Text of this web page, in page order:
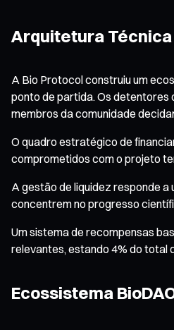
Arquitetura
A Bio Protocol construiu um
ponto de partida. Os detentores
membros da comunidade
O quadro estratégico de
comprometidos com o projeto
A gestão de liquidez responde
concentrem no progresso
Um sistema de recompensas
relevantes, estando 4% do total
Ecossistema